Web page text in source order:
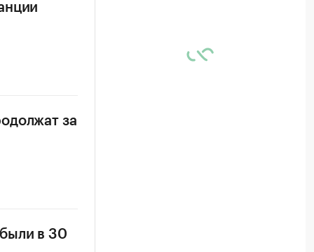
за
в 30